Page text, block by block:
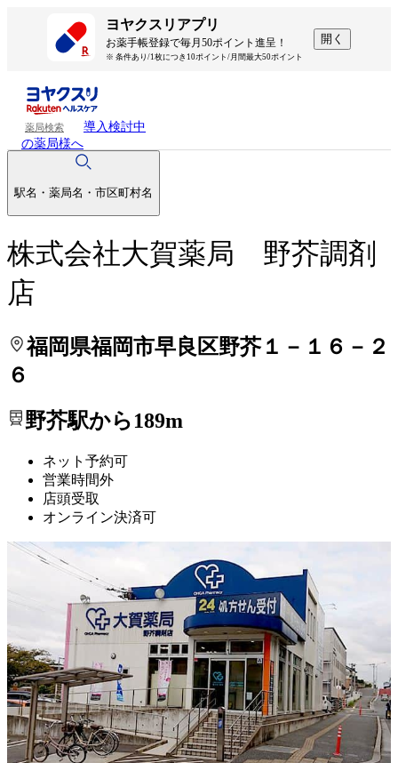
ヨヤクスリアプリ
お薬手帳登録で毎月50ポイント進呈！
※ 条件あり/1枚につき10ポイント/月間最大50ポイント
開く
薬局検索
導入検討中
の薬局様へ
駅名・薬局名・市区町村名
株式会社大賀薬局 野芥調剤
店
福岡県福岡市早良区野芥１－１６－２
６
野芥駅から189m
ネット予約可
営業時間外
店頭受取
オンライン決済可
処方せんを送って待ち時間を短く！
処方せんを送って待ち時間を短く！